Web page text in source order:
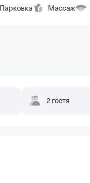
Парковка Массаж
2 гостя